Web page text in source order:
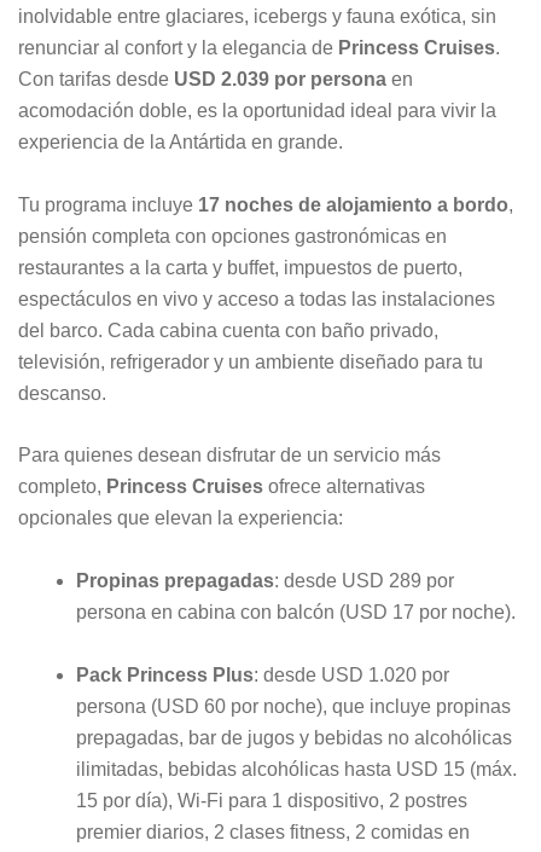
inolvidable entre glaciares, icebergs y fauna exótica, sin
renunciar al confort y la elegancia de Princess Cruises.
Con tarifas desde USD 2.039 por persona en
acomodación doble, es la oportunidad ideal para vivir la
experiencia de la Antártida en grande.
Tu programa incluye 17 noches de alojamiento a bordo,
pensión completa con opciones gastronómicas en
restaurantes a la carta y buffet, impuestos de puerto,
espectáculos en vivo y acceso a todas las instalaciones
del barco. Cada cabina cuenta con baño privado,
televisión, refrigerador y un ambiente diseñado para tu
descanso.
Para quienes desean disfrutar de un servicio más
completo, Princess Cruises ofrece alternativas
opcionales que elevan la experiencia:
Propinas prepagadas: desde USD 289 por
persona en cabina con balcón (USD 17 por noche).
Pack Princess Plus: desde USD 1.020 por
persona (USD 60 por noche), que incluye propinas
prepagadas, bar de jugos y bebidas no alcohólicas
ilimitadas, bebidas alcohólicas hasta USD 15 (máx.
15 por día), Wi-Fi para 1 dispositivo, 2 postres
premier diarios, 2 clases fitness, 2 comidas en